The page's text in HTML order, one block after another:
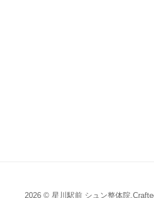
2026 © 星川駅前 シュン整体院